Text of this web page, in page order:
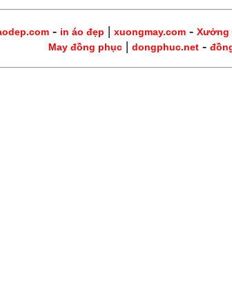
- in áo đẹp | xuongmay.com - Xưởng
May đồng phục| dongphuc.net-